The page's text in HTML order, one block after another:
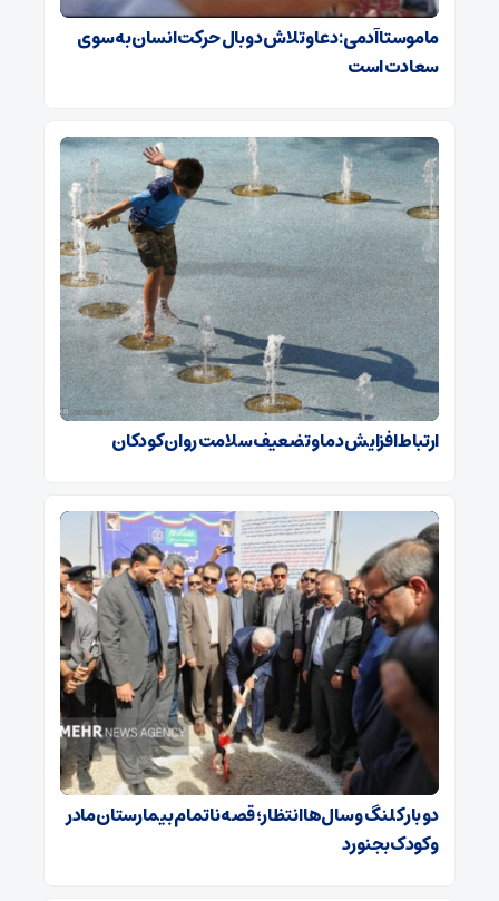
ماموستا آدمی: دعا و تلاش دو بال حرکت انسان به سوی
سعادت است
ارتباط افزایش دما و تضعیف سلامت روان کودکان
دو بار کلنگ و سال‌ها انتظار؛ قصه ناتمام بیمارستان مادر
و کودک بجنورد